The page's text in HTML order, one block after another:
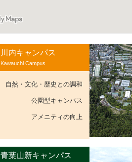
川内キャンパス
Kawauchi Campus
自然・文化・歴史との調和
公園型キャンパス
アメニティの向上
青葉山新キャンパス